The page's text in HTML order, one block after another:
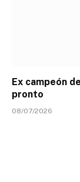
Ex campeón
pronto
08/07/2026